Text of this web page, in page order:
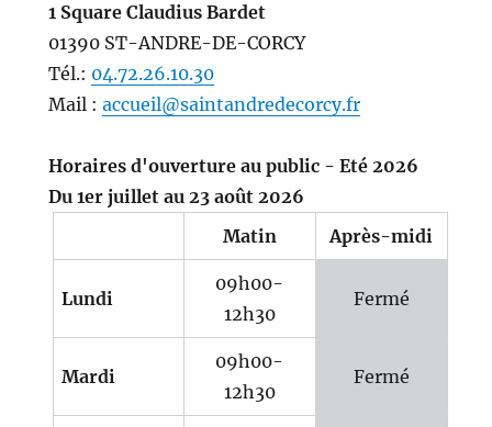
1 Square Claudius Bardet
01390 ST-ANDRE-DE-CORCY
Tél.: 04.72.26.10.30
Mail : accueil@saintandredecorcy.fr
Horaires d'ouverture au public - Eté 2026
Du 1er juillet au 23 août 2026
Matin
Après-midi
Lundi
09h00-
12h30
Fermé
Mardi
09h00-
12h30
Fermé